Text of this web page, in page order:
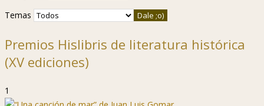
Temas
Premios Hislibris de literatura histórica
(XV ediciones)
1